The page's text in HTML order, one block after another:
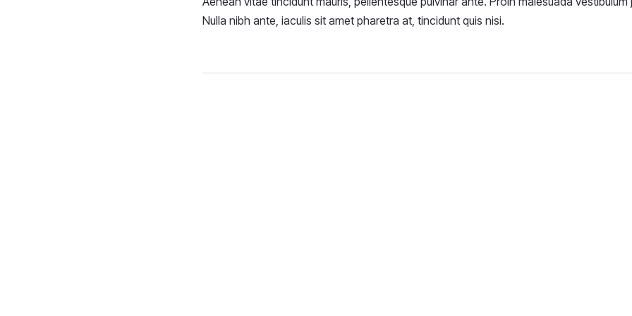
Nulla nibh ante, iaculis sit amet pharetra at, tincidunt quis nisi.